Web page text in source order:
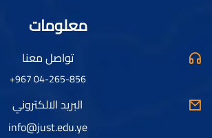
معلومات
تواصل معنا
04-265-856 967+
البريد الالكتروني
info@just.edu.ye